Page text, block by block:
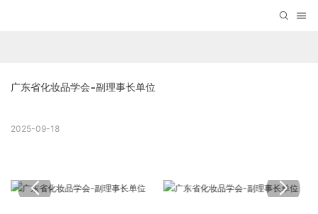
广东省化妆品学会-副理事长单位
2025-09-18